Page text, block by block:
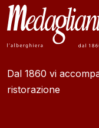
Dal 1860 vi
ristorazione